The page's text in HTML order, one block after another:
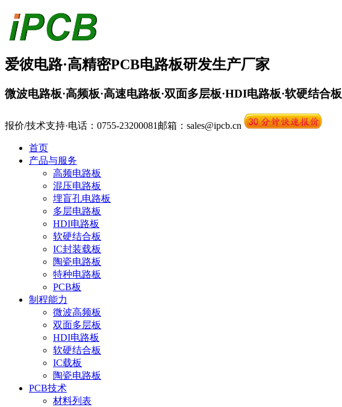
爱彼电路·高精密PCB电路板研发生产厂家
微波电路板·高频板·高速电路板·双面多层板·HDI电路板·软硬结合板
报价/技术支持·电话：0755-23200081 邮箱：sales@ipcb.cn
首页
产品与服务
高频电路板
混压电路板
埋盲孔电路板
多层电路板
HDI电路板
软硬结合板
IC封装载板
陶瓷电路板
特种电路板
PCB板
制程能力
微波高频板
双面多层板
HDI电路板
软硬结合板
IC载板
陶瓷电路板
PCB技术
材料列表